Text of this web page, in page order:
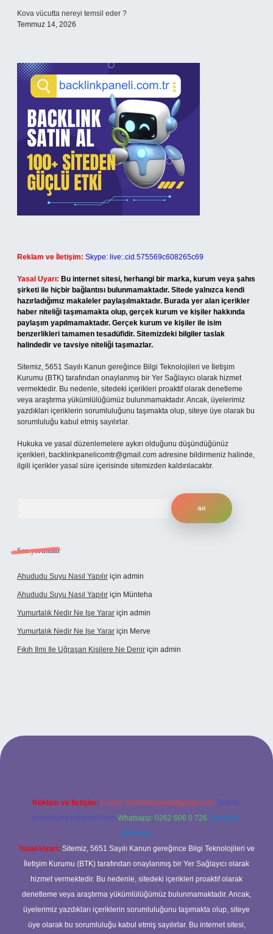
Kova vücutta nereyi temsil eder ?
Temmuz 14, 2026
Reklam ve İletişim: Skype: live:.cid.575569c608265c69
Yasal Uyarı: Bu internet sitesi, herhangi bir marka, kurum veya şahıs
şirketi ile hiçbir bağlantısı bulunmamaktadır. Sitede yalnızca kendi
hazırladığımız makaleler paylaşılmaktadır. Burada yer alan içerikler
haber niteliği taşımamakta olup, gerçek kurum ve kişiler hakkında
paylaşım yapılmamaktadır. Gerçek kurum ve kişiler ile isim
benzerlikleri tamamen tesadüfidir. Sitemizdeki bilgiler taslak
halindedir ve tavsiye niteliği taşımazlar.
Sitemiz, 5651 Sayılı Kanun gereğince Bilgi Teknolojileri ve İletişim
Kurumu (BTK) tarafından onaylanmış bir Yer Sağlayıcı olarak hizmet
vermektedir. Bu nedenle, sitedeki içerikleri proaktif olarak denetleme
veya araştırma yükümlülüğümüz bulunmamaktadır. Ancak, üyelerimiz
yazdıkları içeriklerin sorumluluğunu taşımakta olup, siteye üye olarak bu
sorumluluğu kabul etmiş sayılırlar.
Hukuka ve yasal düzenlemelere aykırı olduğunu düşündüğünüz
içerikleri, backlinkpanelicomtr@gmail.com adresine bildirmeniz halinde,
ilgili içerikler yasal süre içerisinde sitemizden kaldırılacaktır.
Son yorumlar
Ahududu Suyu Nasıl Yapılır için admin
Ahududu Suyu Nasıl Yapılır için Münteha
Yumurtalık Nedir Ne Işe Yarar için admin
Yumurtalık Nedir Ne Işe Yarar için Merve
Fıkıh Ilmi Ile Uğraşan Kişilere Ne Denir için admin
güncel giriş
Reklam ve İletişim: E-mail: backlinkpaneli@gmail.com Teams:
forumhizmeti@gmail.com Whatsapp: 0262 606 0 726 Telegram:
@karabul
Yasal Uyarı: Sitemiz, 5651 Sayılı Kanun gereğince Bilgi Teknolojileri ve
İletişim Kurumu (BTK) tarafından onaylanmış bir Yer Sağlayıcı olarak
hizmet vermektedir. Bu nedenle, sitedeki içerikleri proaktif olarak
denetleme veya araştırma yükümlülüğümüz bulunmamaktadır. Ancak,
üyelerimiz yazdıkları içeriklerin sorumluluğunu taşımakta olup, siteye
üye olarak bu sorumluluğu kabul etmiş sayılırlar. Bu internet sitesi,